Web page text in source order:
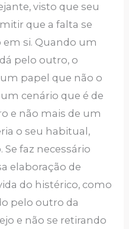
visto que seu
que a falta se
si. Quando um
pelo outro, o
papel que não o
cenário que é de
e não mais de um
o seu habitual,
faz necessário
elaboração de
do histérico, como
pelo outro da
e não se retirando